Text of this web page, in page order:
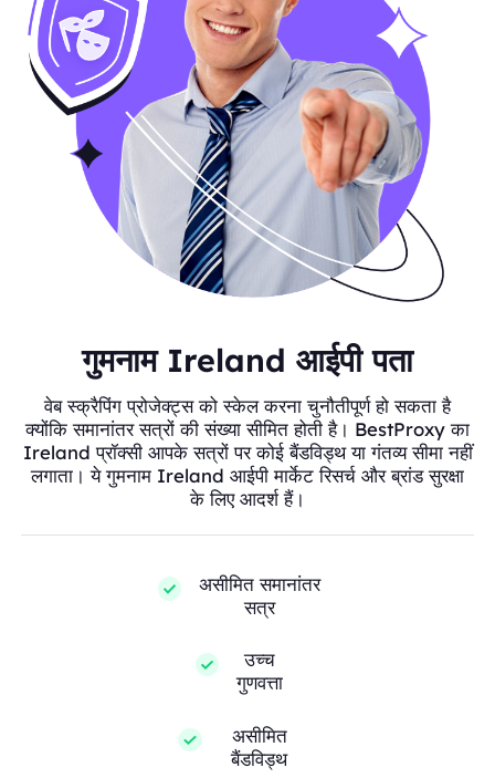
गुमनाम Ireland आईपी पता
वेब स्क्रैपिंग प्रोजेक्ट्स को स्केल करना चुनौतीपूर्ण हो सकता है
क्योंकि समानांतर सत्रों की संख्या सीमित होती है। BestProxy का
Ireland प्रॉक्सी आपके सत्रों पर कोई बैंडविड्थ या गंतव्य सीमा नहीं
लगाता। ये गुमनाम Ireland आईपी मार्केट रिसर्च और ब्रांड सुरक्षा
के लिए आदर्श हैं।
असीमित समानांतर
सत्र
उच्च
गुणवत्ता
असीमित
बैंडविड्थ